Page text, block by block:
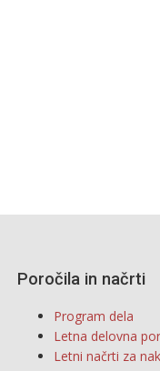
Poročila in načrti
Program dela
Letna delovna
Letni načrti za